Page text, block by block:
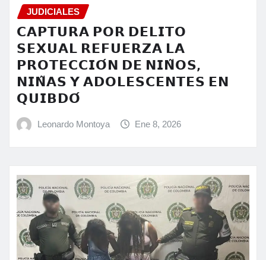
JUDICIALES
𝗖𝗔𝗣𝗧𝗨𝗥𝗔 𝗣𝗢𝗥 𝗗𝗘𝗟𝗜𝗧𝗢
𝗦𝗘𝗫𝗨𝗔𝗟 𝗥𝗘𝗙𝗨𝗘𝗥𝗭𝗔 𝗟𝗔
𝗣𝗥𝗢𝗧𝗘𝗖𝗖𝗜𝗢́𝗡 𝗗𝗘 𝗡𝗜𝗡̃𝗢𝗦,
𝗡𝗜𝗡̃𝗔𝗦 𝗬 𝗔𝗗𝗢𝗟𝗘𝗦𝗖𝗘𝗡𝗧𝗘𝗦 𝗘𝗡
𝗤𝗨𝗜𝗕𝗗𝗢́
Leonardo Montoya Ene 8, 2026